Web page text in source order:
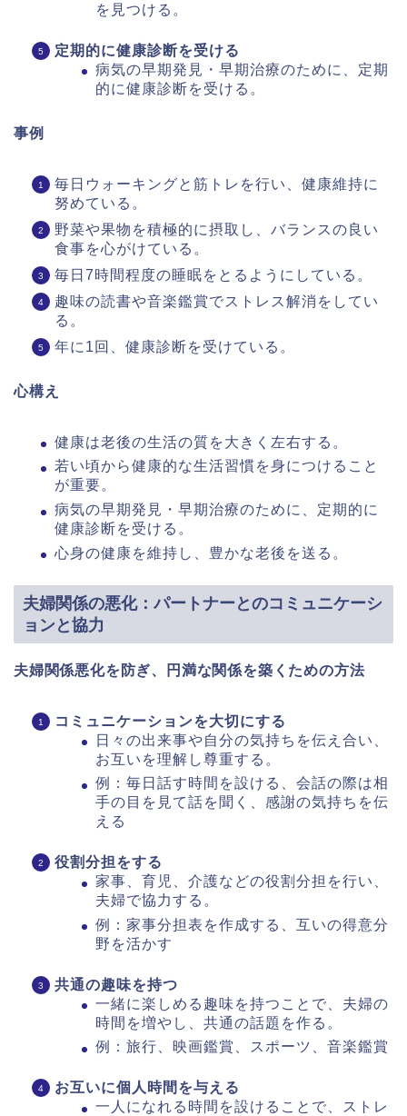
を見つける。
定期的に健康診断を受ける
病気の早期発見・早期治療のために、定期
的に健康診断を受ける。
事例
毎日ウォーキングと筋トレを行い、健康維持に
努めている。
野菜や果物を積極的に摂取し、バランスの良い
食事を心がけている。
毎日7時間程度の睡眠をとるようにしている。
趣味の読書や音楽鑑賞でストレス解消をしてい
る。
年に1回、健康診断を受けている。
心構え
健康は老後の生活の質を大きく左右する。
若い頃から健康的な生活習慣を身につけること
が重要。
病気の早期発見・早期治療のために、定期的に
健康診断を受ける。
心身の健康を維持し、豊かな老後を送る。
夫婦関係の悪化：パートナーとのコミュニケーシ
ョンと協力
夫婦関係悪化を防ぎ、円満な関係を築くための方法
コミュニケーションを大切にする
日々の出来事や自分の気持ちを伝え合い、
お互いを理解し尊重する。
例：毎日話す時間を設ける、会話の際は相
手の目を見て話を聞く、感謝の気持ちを伝
える
役割分担をする
家事、育児、介護などの役割分担を行い、
夫婦で協力する。
例：家事分担表を作成する、互いの得意分
野を活かす
共通の趣味を持つ
一緒に楽しめる趣味を持つことで、夫婦の
時間を増やし、共通の話題を作る。
例：旅行、映画鑑賞、スポーツ、音楽鑑賞
お互いに個人時間を与える
一人になれる時間を設けることで、ストレ